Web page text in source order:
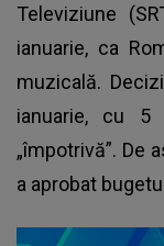
Televiziune
ianuarie, ca
muzicală.
ianuarie, cu 5
„împotrivă”. De
a aprobat